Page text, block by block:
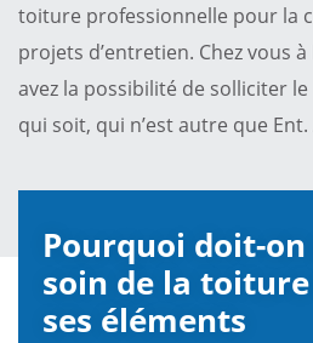
toiture professionnelle pour la
projets d’entretien. Chez vous
avez la possibilité de solliciter
qui soit, qui n’est autre que
Pourquoi doit-
soin de la
ses éléments